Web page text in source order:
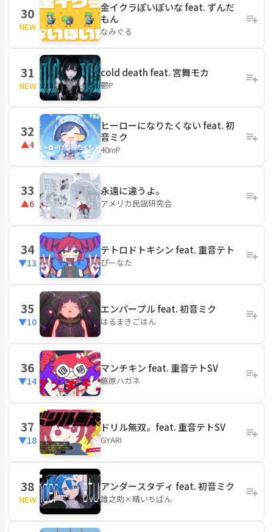
30
NEW
金イクラぽいぽいな feat. ずんだ
もん
なみぐる
31
NEW
cold death feat. 宮舞モカ
鬱P
32
▲4
ヒーローになりたくない feat. 初
音ミク
40mP
33
▲6
永遠に違うよ。
アメリカ民謡研究会
34
▼13
テトロドトキシン feat. 重音テト
ぴーなた
35
▼10
エンパープル feat. 初音ミク
はるまきごはん
36
▼14
マンチキン feat. 重音テトSV
藤原ハガネ
37
▼18
ドリル無双。feat. 重音テトSV
GYARI
38
NEW
アンダースタディ feat. 初音ミク
雄之助×晴いちばん